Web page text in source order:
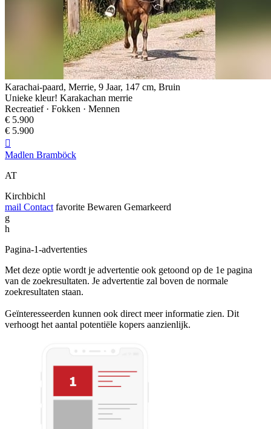
Karachai-paard, Merrie, 9 Jaar, 147 cm, Bruin
Unieke kleur! Karakachan merrie
Recreatief · Fokken · Mennen
€ 5.900
€ 5.900

Madlen Bramböck
AT
Kirchbichl
mail Contact favorite Bewaren Gemarkeerd
g
h
Pagina-1-advertenties
Met deze optie wordt je advertentie ook getoond op de 1e pagina
van de zoekresultaten. Je advertentie zal boven de normale
zoekresultaten staan.
Geïnteresseerden kunnen ook direct meer informatie zien. Dit
verhoogt het aantal potentiële kopers aanzienlijk.